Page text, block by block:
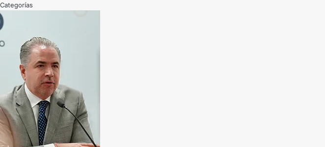
Categorías